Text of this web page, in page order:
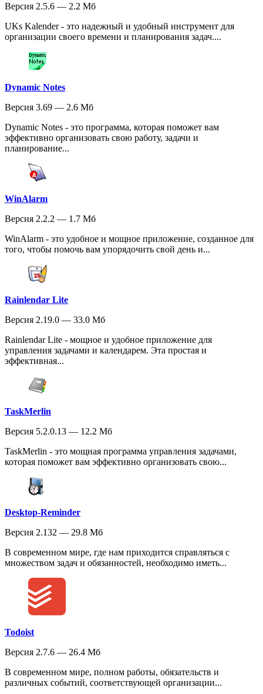
Версия 2.5.6 — 2.2 Мб
UKs Kalender - это надежный и удобный инструмент для
организации своего времени и планирования задач....
Dynamic Notes
Версия 3.69 — 2.6 Мб
Dynamic Notes - это программа, которая поможет вам
эффективно организовать свою работу, задачи и
планирование...
WinAlarm
Версия 2.2.2 — 1.7 Мб
WinAlarm - это удобное и мощное приложение, созданное для
того, чтобы помочь вам упорядочить свой день и...
Rainlendar Lite
Версия 2.19.0 — 33.0 Мб
Rainlendar Lite - мощное и удобное приложение для
управления задачами и календарем. Эта простая и
эффективная...
TaskMerlin
Версия 5.2.0.13 — 12.2 Мб
TaskMerlin - это мощная программа управления задачами,
которая поможет вам эффективно организовать свою...
Desktop-Reminder
Версия 2.132 — 29.8 Мб
В современном мире, где нам приходится справляться с
множеством задач и обязанностей, необходимо иметь...
Todoist
Версия 2.7.6 — 26.4 Мб
В современном мире, полном работы, обязательств и
различных событий, соответствующей организации...